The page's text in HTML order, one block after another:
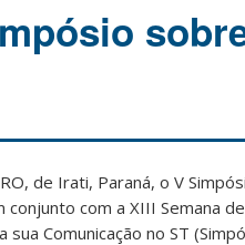
de Irati, Paraná, o V
com a XIII Semana
Comunicação no ST